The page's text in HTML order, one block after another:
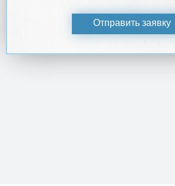
Отправить заявку